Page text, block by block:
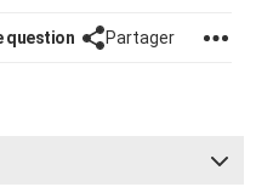
question Partager